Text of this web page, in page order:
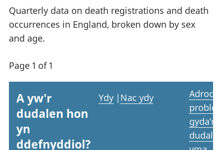
Quarterly data on death registrations and death
occurrences in England, broken down by sex
and age.
Page 1 of 1
A yw'r
dudalen hon
yn
ddefnyddiol?
Ydy | Nac ydy
Adrodd
gyda’r